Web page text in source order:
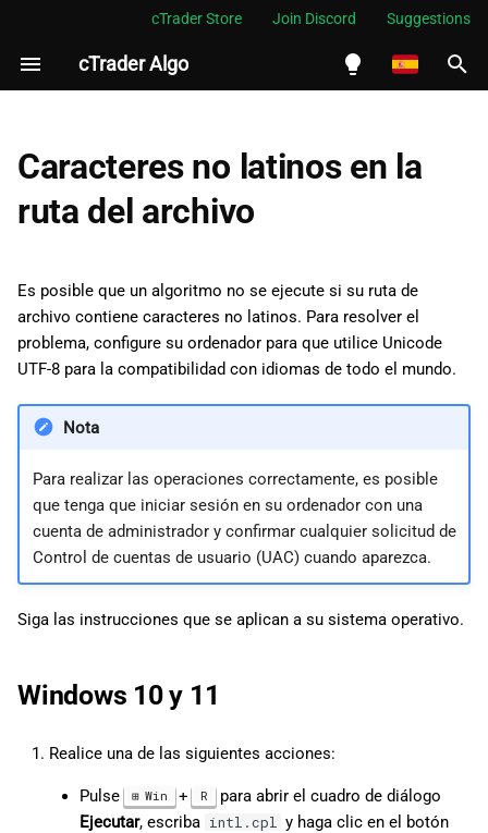
cTrader Store Join Discord Suggestions
cTrader Algo
Español
Melayu
ไทย
日本語
I
i
i
b
ú
q
Windows 7, 8, 8.1 y
posteriores
Caracteres no latinos en la
ruta del archivo
Es posible que un algoritmo no se ejecute si su ruta de
archivo contiene caracteres no latinos. Para resolver el
problema, configure su ordenador para que utilice Unicode
UTF-8 para la compatibilidad con idiomas de todo el mundo.
Nota
Para realizar las operaciones correctamente, es posible
que tenga que iniciar sesión en su ordenador con una
cuenta de administrador y confirmar cualquier solicitud de
Control de cuentas de usuario (UAC) cuando aparezca.
Siga las instrucciones que se aplican a su sistema operativo.
Windows 10 y 11
Realice una de las siguientes acciones:
Pulse Win + R para abrir el cuadro de diálogo
Ejecutar, escriba intl.cpl
y haga clic en el botón